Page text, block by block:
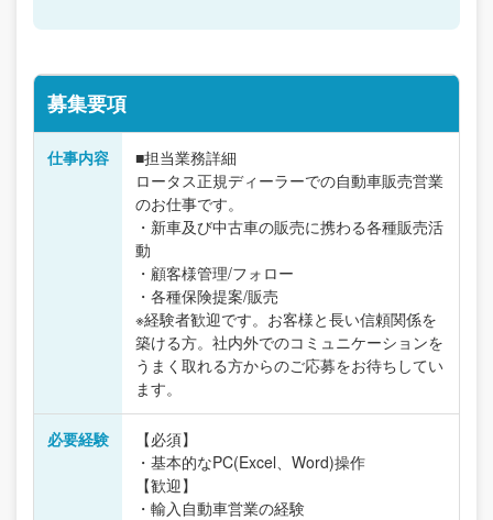
募集要項
仕事内容
■担当業務詳細
ロータス正規ディーラーでの自動車販売営業
のお仕事です。
・新車及び中古車の販売に携わる各種販売活
動
・顧客様管理/フォロー
・各種保険提案/販売
※経験者歓迎です。お客様と長い信頼関係を
築ける方。社内外でのコミュニケーションを
うまく取れる方からのご応募をお待ちしてい
ます。
必要経験
【必須】
・基本的なPC(Excel、Word)操作
【歓迎】
・輸入自動車営業の経験